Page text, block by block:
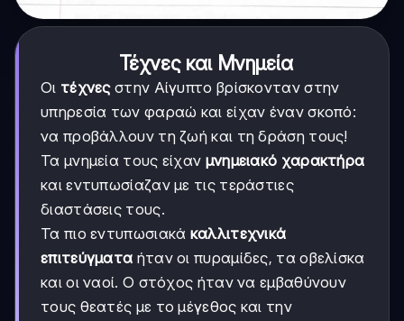
Τέχνες και Μνημεία
Οι τέχνεςστην Αίγυπτο βρίσκονταν στην
υπηρεσία των φαραώ και είχαν έναν σκοπό:
να προβάλλουν τη ζωή και τη δράση τους!
Τα μνημεία τους είχαν μνημειακό χαρακτήρα
και εντυπωσίαζαν με τις τεράστιες
διαστάσεις τους.
Τα πιο εντυπωσιακά καλλιτεχνικά
επιτεύγματα ήταν οι πυραμίδες, τα οβελίσκα
και οι ναοί. Ο στόχος ήταν να εμβαθύνουν
τους θεατές με το μέγεθος και την